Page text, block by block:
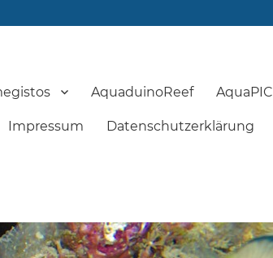
AquaduinoReef AquaPIC
Impressum Datenschutzerklärung